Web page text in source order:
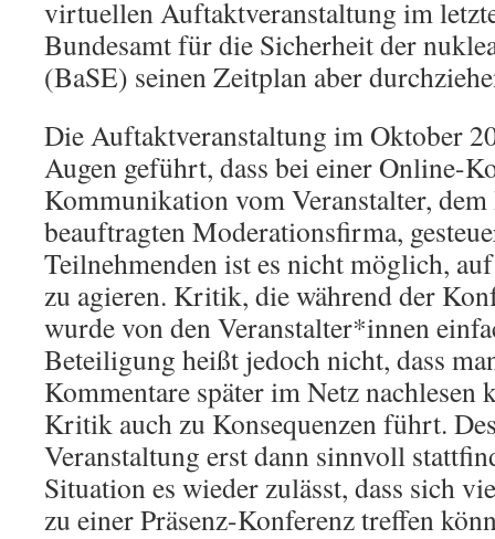
virtuellen Auftaktveranstaltung im
Bundesamt für die Sicherheit der
(BaSE) seinen Zeitplan aber
Die Auftaktveranstaltung im Oktober
Augen geführt, dass bei einer Online-
Kommunikation vom Veranstalter,
beauftragten Moderationsfirma,
Teilnehmenden ist es nicht möglich,
zu agieren. Kritik, die während der
wurde von den Veranstalter*innen
Beteiligung heißt jedoch nicht, dass
Kommentare später im Netz nachlesen
Kritik auch zu Konsequenzen führt.
Veranstaltung erst dann sinnvoll
Situation es wieder zulässt, dass sich
zu einer Präsenz-Konferenz treffen